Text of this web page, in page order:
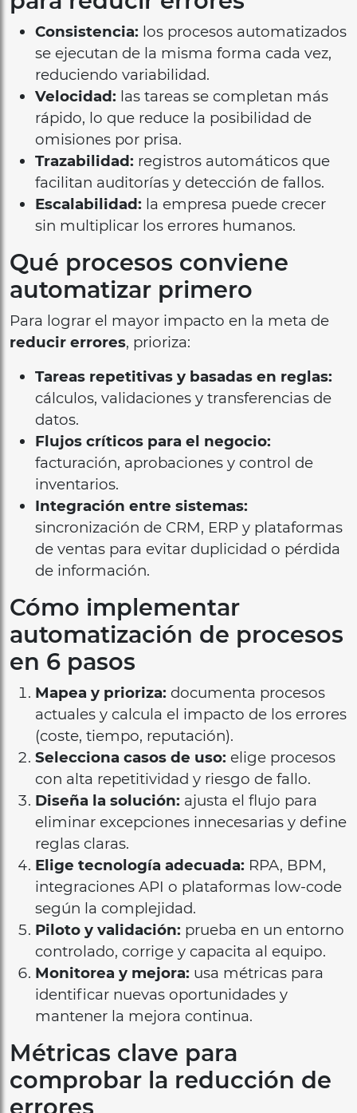
Consistencia: los procesos automatizados
se ejecutan de la misma forma cada vez,
reduciendo variabilidad.
Velocidad: las tareas se completan más
rápido, lo que reduce la posibilidad de
omisiones por prisa.
Trazabilidad: registros automáticos que
facilitan auditorías y detección de fallos.
Escalabilidad: la empresa puede crecer
sin multiplicar los errores humanos.
Qué procesos conviene
automatizar primero
Para lograr el mayor impacto en la meta de
reducir errores, prioriza:
Tareas repetitivas y basadas en reglas:
cálculos, validaciones y transferencias de
datos.
Flujos críticos para el negocio:
facturación, aprobaciones y control de
inventarios.
Integración entre sistemas:
sincronización de CRM, ERP y plataformas
de ventas para evitar duplicidad o pérdida
de información.
Cómo implementar
automatización de procesos
en 6 pasos
Mapea y prioriza: documenta procesos
actuales y calcula el impacto de los errores
(coste, tiempo, reputación).
Selecciona casos de uso: elige procesos
con alta repetitividad y riesgo de fallo.
Diseña la solución: ajusta el flujo para
eliminar excepciones innecesarias y define
reglas claras.
Elige tecnología adecuada: RPA, BPM,
integraciones API o plataformas low-code
según la complejidad.
Piloto y validación: prueba en un entorno
controlado, corrige y capacita al equipo.
Monitorea y mejora: usa métricas para
identificar nuevas oportunidades y
mantener la mejora continua.
Métricas clave para
comprobar la reducción de
errores